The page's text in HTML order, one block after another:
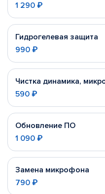
1 290 ₽
Гидрогелевая защита
990 ₽
Чистка динамика,
590 ₽
Обновление ПО
1 090 ₽
Замена микрофона
790 ₽